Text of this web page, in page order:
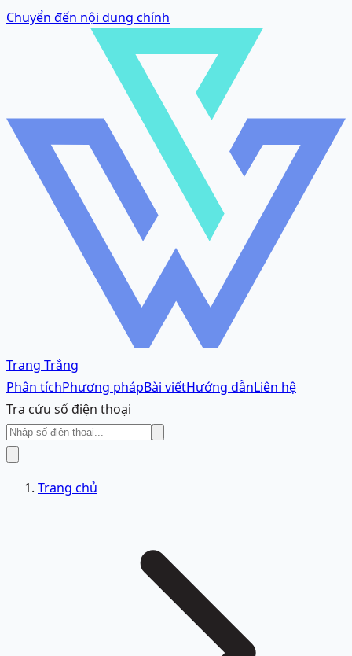
Chuyển đến nội dung chính
Trang Trắng
Phân tíchPhương phápBài viếtHướng dẫnLiên hệ
Tra cứu số điện thoại
Trang chủ